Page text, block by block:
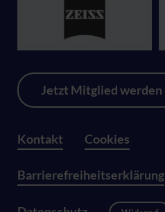
Jetzt Mitglied werden
Kontakt Cookies
Barrierefreiheitserklärung